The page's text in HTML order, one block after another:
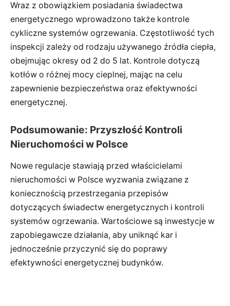
Wraz z obowiązkiem posiadania świadectwa
energetycznego wprowadzono także kontrole
cykliczne systemów ogrzewania. Częstotliwość tych
inspekcji zależy od rodzaju używanego źródła ciepła,
obejmując okresy od 2 do 5 lat. Kontrole dotyczą
kotłów o różnej mocy cieplnej, mając na celu
zapewnienie bezpieczeństwa oraz efektywności
energetycznej.
Podsumowanie: Przyszłość Kontroli
Nieruchomości w Polsce
Nowe regulacje stawiają przed właścicielami
nieruchomości w Polsce wyzwania związane z
koniecznością przestrzegania przepisów
dotyczących świadectw energetycznych i kontroli
systemów ogrzewania. Wartościowe są inwestycje w
zapobiegawcze działania, aby uniknąć kar i
jednocześnie przyczynić się do poprawy
efektywności energetycznej budynków.